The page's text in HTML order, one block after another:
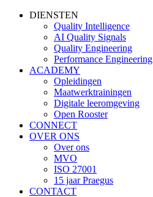
DIENSTEN
Quality Intelligence
AI Quality Signals
Quality Engineering
Performance Engineering
ACADEMY
Opleidingen
Maatwerktrainingen
Digitale leeromgeving
Open Rooster
CONNECT
OVER ONS
Over ons
MVO
ISO 27001
15 jaar Praegus
CONTACT